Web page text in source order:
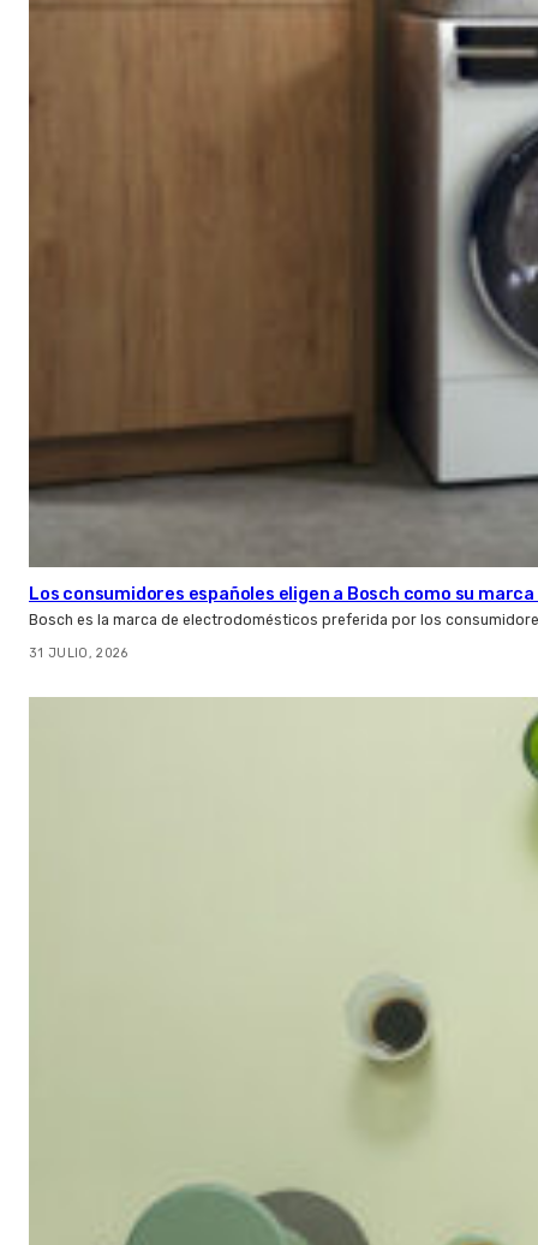
Los consumidores españoles eligen a Bosch como su
Bosch es la marca de electrodomésticos preferida por los
31 JULIO, 2026